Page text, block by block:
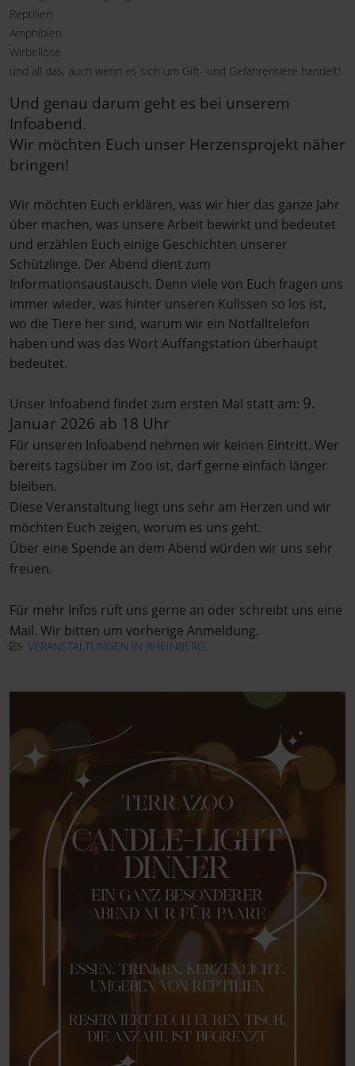
Reptilien
Amphibien
Wirbellose
und all das, auch wenn es sich um Gift- und Gefahrentiere handelt!
Und genau darum geht es bei unserem
Infoabend.
Wir möchten Euch unser Herzensprojekt näher
bringen!
Wir möchten Euch erklären, was wir hier das ganze Jahr
über machen, was unsere Arbeit bewirkt und bedeutet
und erzählen Euch einige Geschichten unserer
Schützlinge. Der Abend dient zum
Informationsaustausch. Denn viele von Euch fragen uns
immer wieder, was hinter unseren Kulissen so los ist,
wo die Tiere her sind, warum wir ein Notfalltelefon
haben und was das Wort Auffangstation überhaupt
bedeutet.
Unser Infoabend findet zum ersten Mal statt am: 9.
Januar 2026 ab 18 Uhr
Für unseren Infoabend nehmen wir keinen Eintritt. Wer
bereits tagsüber im Zoo ist, darf gerne einfach länger
bleiben.
Diese Veranstaltung liegt uns sehr am Herzen und wir
möchten Euch zeigen, worum es uns geht.
Über eine Spende an dem Abend würden wir uns sehr
freuen.
Für mehr Infos ruft uns gerne an oder schreibt uns eine
Mail. Wir bitten um vorherige Anmeldung.
VERANSTALTUNGEN IN RHEINBERG